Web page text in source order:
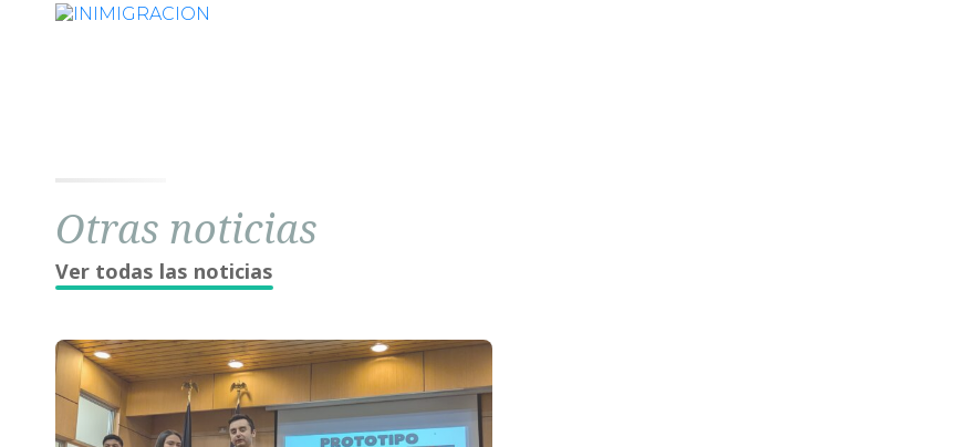
Otras noticias
Ver todas las noticias